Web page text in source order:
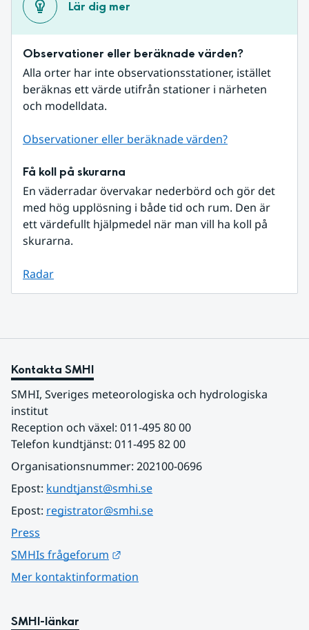
Lär dig mer
Observationer eller beräknade värden?
Alla orter har inte observationsstationer, istället
beräknas ett värde utifrån stationer i närheten
och modelldata.
Observationer eller beräknade värden?
Få koll på skurarna
En väderradar övervakar nederbörd och gör det
med hög upplösning i både tid och rum. Den är
ett värdefullt hjälpmedel när man vill ha koll på
skurarna.
Radar
Kontakta SMHI
SMHI, Sveriges meteorologiska och hydrologiska
institut
Reception och växel: 011-495 80 00
Telefon kundtjänst: 011-495 82 00
Organisationsnummer: 202100-0696
Epost: kundtjanst@smhi.se
Epost: registrator@smhi.se
Press
SMHIs frågeforum
Mer kontaktinformation
SMHI-länkar